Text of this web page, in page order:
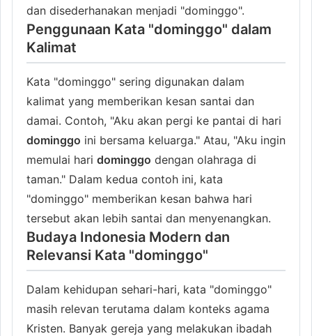
dan disederhanakan menjadi "dominggo".
Penggunaan Kata "dominggo" dalam
Kalimat
Kata "dominggo" sering digunakan dalam
kalimat yang memberikan kesan santai dan
damai. Contoh, "Aku akan pergi ke pantai di hari
dominggo ini bersama keluarga." Atau, "Aku ingin
memulai hari dominggo dengan olahraga di
taman." Dalam kedua contoh ini, kata
"dominggo" memberikan kesan bahwa hari
tersebut akan lebih santai dan menyenangkan.
Budaya Indonesia Modern dan
Relevansi Kata "dominggo"
Dalam kehidupan sehari-hari, kata "dominggo"
masih relevan terutama dalam konteks agama
Kristen. Banyak gereja yang melakukan ibadah